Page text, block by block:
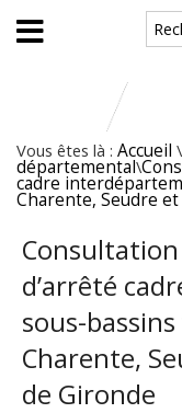
Aller au contenu principal
Vous êtes là : Accueil \
départemental\
cadre
Charente, Seudre
Consultation
d’arrêté
sous-
Charente,
de Gironde